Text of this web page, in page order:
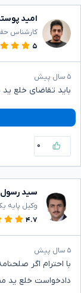
امید
کارشناس
۵
۵ سال پیش
باید تقاضای خلع
۰
سید
وکیل پایه
۴.۷
۵ سال پیش
با احترام اگر
دادخواست خلع ید